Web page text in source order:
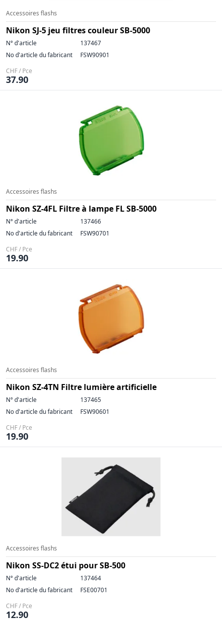
Accessoires flashs
Nikon SJ-5 jeu filtres couleur SB-5000
N° d'article
137467
No d'article du fabricant
FSW90901
CHF / Pce
37.90
Accessoires flashs
Nikon SZ-4FL Filtre à lampe FL SB-5000
N° d'article
137466
No d'article du fabricant
FSW90701
CHF / Pce
19.90
Accessoires flashs
Nikon SZ-4TN Filtre lumière artificielle
N° d'article
137465
No d'article du fabricant
FSW90601
CHF / Pce
19.90
Accessoires flashs
Nikon SS-DC2 étui pour SB-500
N° d'article
137464
No d'article du fabricant
FSE00701
CHF / Pce
12.90